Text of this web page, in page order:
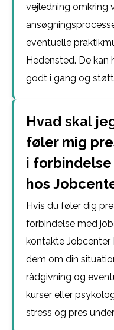
vejledning omkring
eventuelle
Hedensted. De
godt i gang og
Hvad skal
føler mig
i
hos
Hvis du føler dig
forbindelse med
kontakte Jobcenter
dem om din
rådgivning og
kurser eller
stress og pres